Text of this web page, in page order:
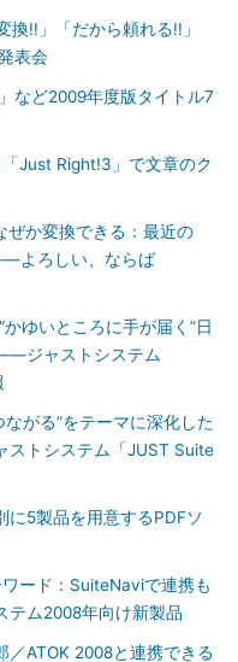
換!!」「だから頼れる!!」
表会
など2009年度版タイトル7
Just Right!3」で文章のク
ぜか変換できる：最近の
よろしい、ならば
ゆいところに手が届く”日
ジャストシステム
がる”をテーマに深化した
トシステム「JUST Suite
に5製品を用意するPDFソ
ード：SuiteNaviで連携も
ム2008年向け新製品
／ATOK 2008と連携できる